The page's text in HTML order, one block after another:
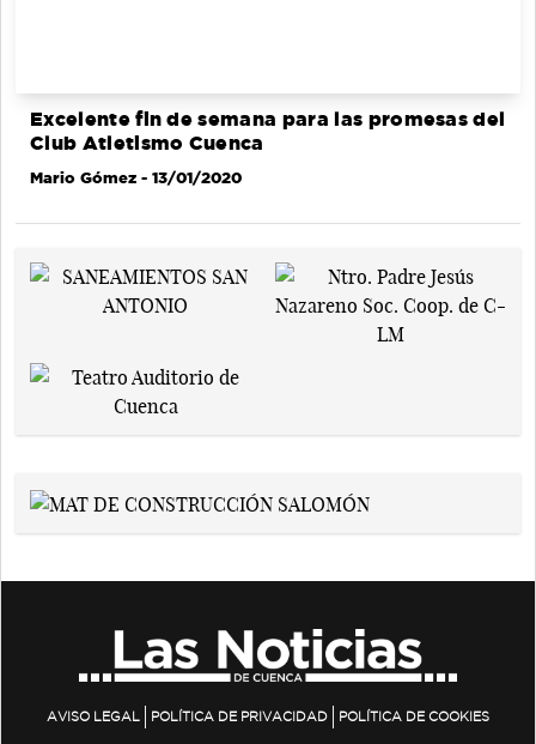
Excelente fin de semana para las promesas del
Club Atletismo Cuenca
Mario Gómez - 13/01/2020
AVISO LEGAL POLÍTICA DE PRIVACIDAD POLÍTICA DE COOKIES